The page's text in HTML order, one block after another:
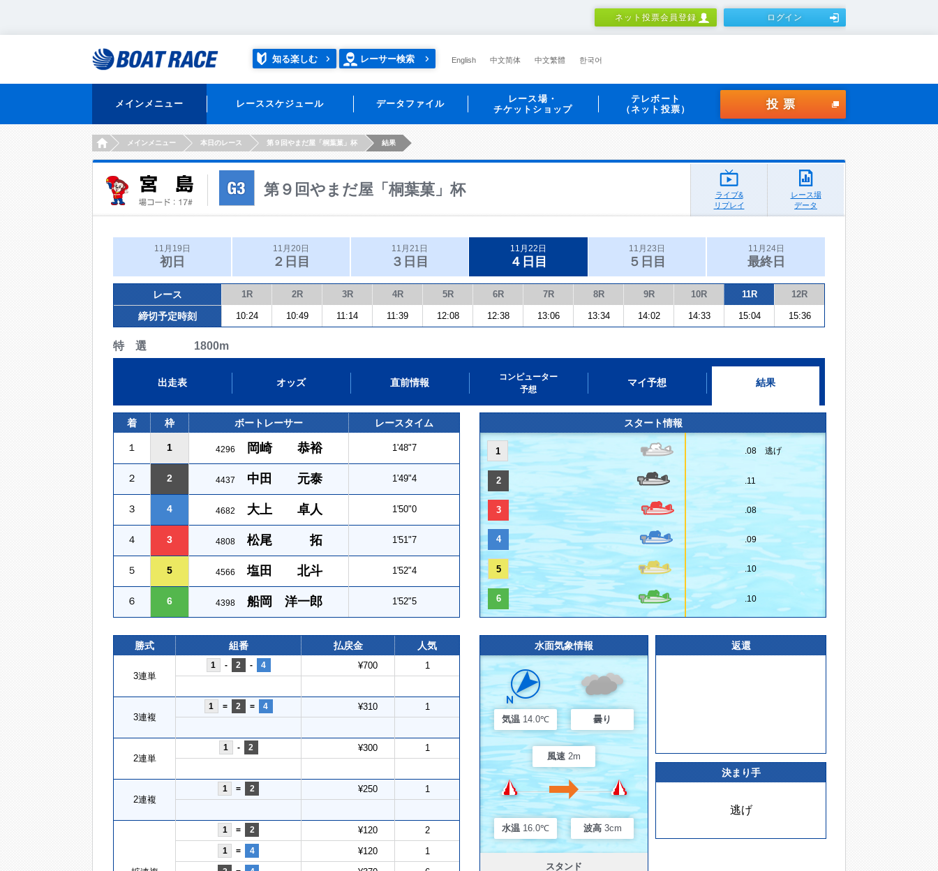
ネット投票会員登録 ログイン
知る楽しむ レーサー検索 English 中文简体 中文繁體 한국어
メインメニュー レーススケジュール データファイル
レース場・
チケットショップ
テレボート
（ネット投票）
投票
HOMEメインメニュー 本日のレース 第９回やまだ屋「桐葉菓」杯 結果
第９回やまだ屋「桐葉菓」杯
ライブ&
リプレイ
レース場
データ
11月19日
初日
11月20日
２日目
11月21日
３日目
11月22日
４日目
11月23日
５日目
11月24日
最終日
レース 1R 2R 3R 4R 5R 6R 7R 8R 9R 10R 11R 12R
締切予定時刻 10:24 10:49 11:14 11:39 12:08 12:38 13:06 13:34 14:02 14:33 15:04 15:36
特 選 1800m
出走表 オッズ 直前情報
コンピューター
予想
マイ予想 結果
着 枠 ボートレーサー レースタイム
１ 1 4296 岡崎 恭裕 1'48"7
２ 2 4437 中田 元泰 1'49"4
３ 4 4682 大上 卓人 1'50"0
４ 3 4808 松尾 拓 1'51"7
５ 5 4566 塩田 北斗 1'52"4
６ 6 4398 船岡 洋一郎 1'52"5
スタート情報
1 .08 逃げ
2 .11
3 .08
4 .09
5 .10
6 .10
勝式 組番 払戻金 人気
3連単
1 - 2 - 4 ¥700 1
3連複
1 = 2 = 4 ¥310 1
2連単
1 - 2 ¥300 1
2連複
1 = 2 ¥250 1
1 = 2 ¥120 2
1 = 4 ¥120 1
水面気象情報
気温 14.0℃ 曇り
風速 2m
水温 16.0℃ 波高 3cm
スタンド
返還
決まり手
逃げ